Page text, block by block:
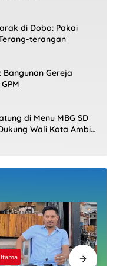
di Dobo: Pakai
terangan
Bangunan Gereja
di Menu MBG SD
Wali Kota Ambil